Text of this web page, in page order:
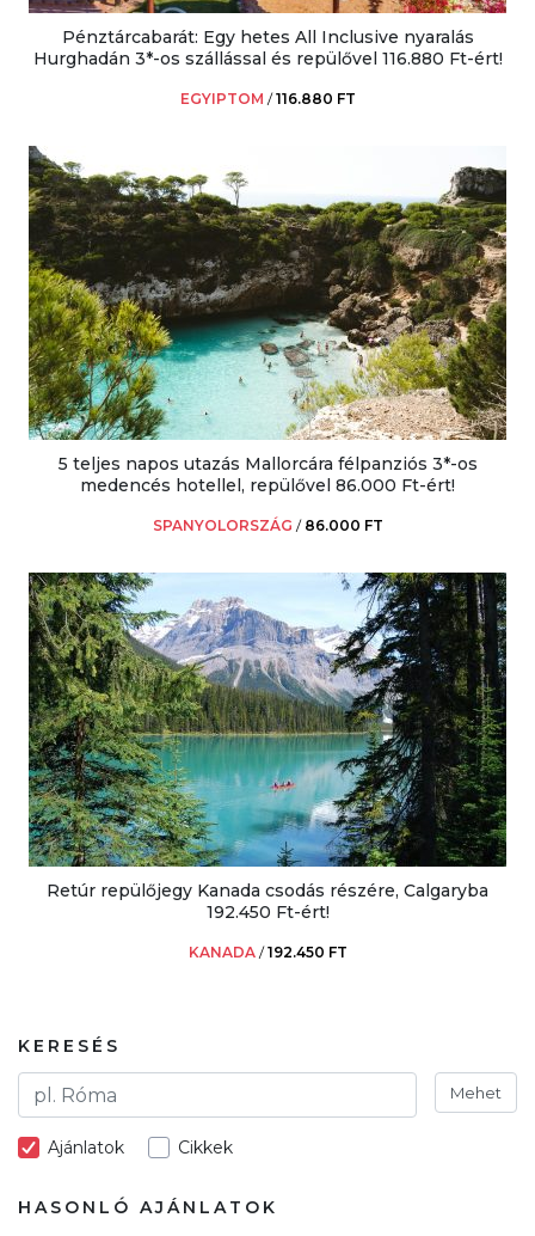
Pénztárcabarát: Egy hetes All Inclusive nyaralás
Hurghadán 3*-os szállással és repülővel 116.880 Ft-ért!
EGYIPTOM /116.880 FT
5 teljes napos utazás Mallorcára félpanziós 3*-os
medencés hotellel, repülővel 86.000 Ft-ért!
SPANYOLORSZÁG / 86.000 FT
Retúr repülőjegy Kanada csodás részére, Calgaryba
192.450 Ft-ért!
KANADA /192.450 FT
KERESÉS
Mehet
Ajánlatok Cikkek
HASONLÓ AJÁNLATOK